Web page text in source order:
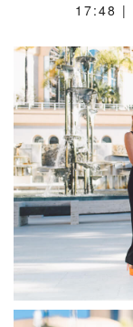
17:48 |